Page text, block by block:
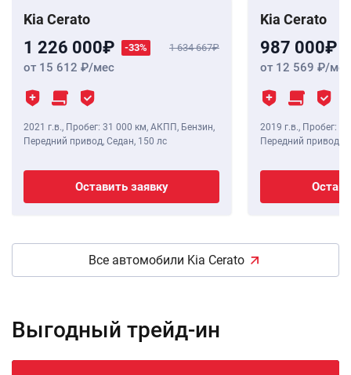
Kia Cerato
1 226 000 -33% 1 634 667
от 15 612 /мес
2021 г.в., Пробег: 31 000 км, АКПП, Бензин,
Передний привод, Седан, 150 лс
Оставить заявку
Kia Cerato
987 000
от 12 569 /мес
2019 г.в., Пробег:
Передний привод,
Все автомобили Kia Cerato
Выгодный трейд-ин